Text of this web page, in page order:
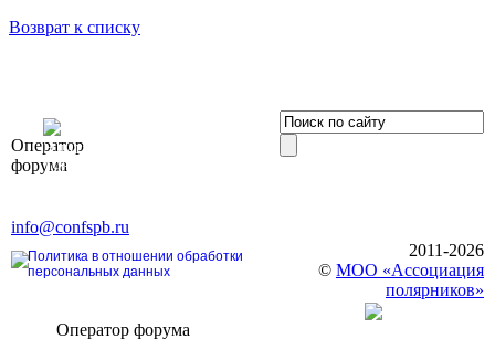
Возврат к списку
Оператор
форума
Элит»
196191, г. Санкт-Петербург,
info@confspb.ru
Политика в отношении обработки
персональных данных
2011-2026
© МОО «Ассоциация
полярников»
Оператор форума